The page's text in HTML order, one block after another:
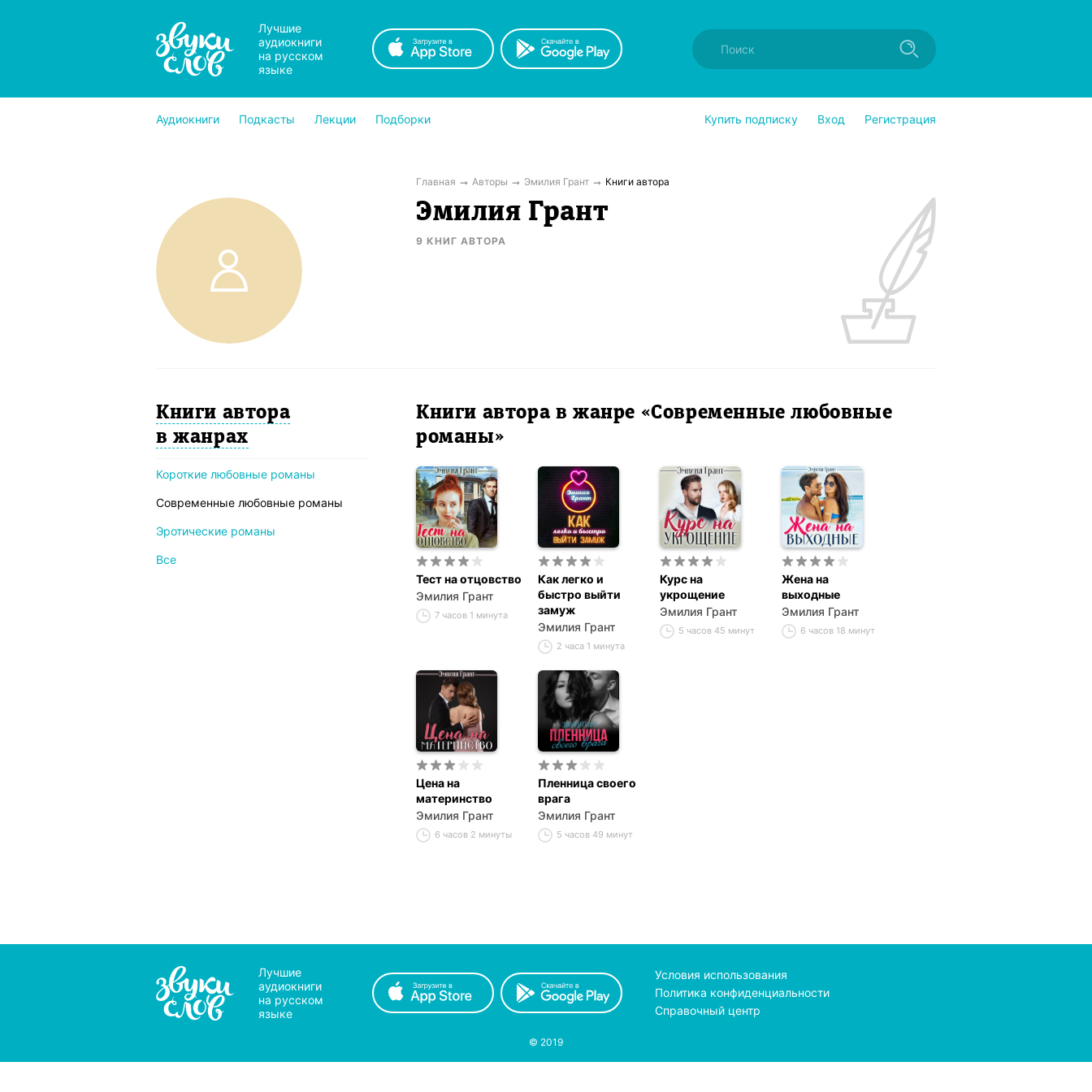
Лучшие
аудиокниги
на русском
языке
Аудиокниги Подкасты Лекции Подборки Купить подписку Вход Регистрация
Главная Авторы Эмилия Грант Книги автора
Эмилия Грант
9 КНИГ АВТОРА
Книги автора
в жанрах
Короткие любовные романы
Современные любовные романы
Эротические романы
Все
Книги автора в жанре «Современные любовные
романы»
Тест на отцовство
Эмилия Грант
7 часов 1 минута
Как легко и
быстро выйти
замуж
Эмилия Грант
2 часа 1 минута
Курс на
укрощение
Эмилия Грант
5 часов 45 минут
Жена на
выходные
Эмилия Грант
6 часов 18 минут
Цена на
материнство
Эмилия Грант
6 часов 2 минуты
Пленница своего
врага
Эмилия Грант
5 часов 49 минут
Лучшие
аудиокниги
на русском
языке
Условия использования
Политика конфиденциальности
Справочный центр
© 2019